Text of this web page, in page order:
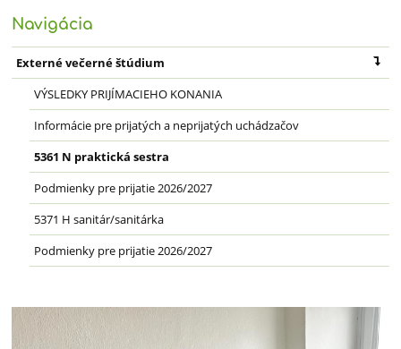
Navigácia
Externé večerné štúdium
VÝSLEDKY PRIJÍMACIEHO KONANIA
Informácie pre prijatých a neprijatých uchádzačov
5361 N praktická sestra
Podmienky pre prijatie 2026/2027
5371 H sanitár/sanitárka
Podmienky pre prijatie 2026/2027